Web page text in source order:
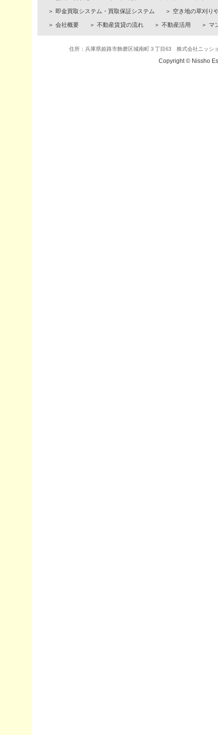
即金買取システム・買取保証システム
空き地の草刈り
会社概要
不動産賃貸の流れ 不動産活用 マ
住所：兵庫県姫路市飾磨区城南町３丁目63 株式会社ニッ
Copyright © Nissho